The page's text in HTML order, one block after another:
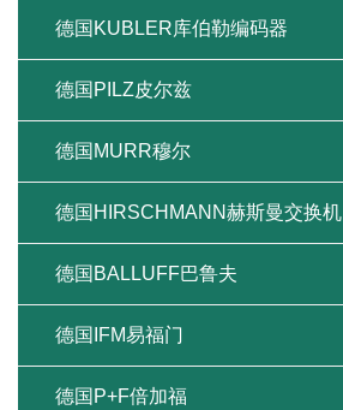
德国KUBLER库伯勒编码器
德国PILZ皮尔兹
德国MURR穆尔
德国HIRSCHMANN赫斯曼交换机
德国BALLUFF巴鲁夫
德国IFM易福门
德国P+F倍加福